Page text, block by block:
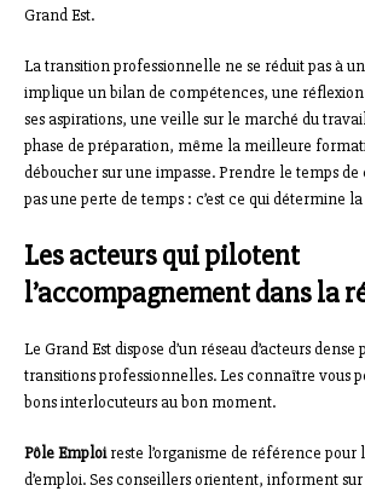
Grand Est.
La transition professionnelle ne se réduit pas à
implique un bilan de compétences, une réflexion
ses aspirations, une veille sur le marché du
phase de préparation, même la meilleure
déboucher sur une impasse. Prendre le temps de
pas une perte de temps : c’est ce qui détermine
Les acteurs qui pilotent
l’accompagnement dans la
Le Grand Est dispose d’un réseau d’acteurs
transitions professionnelles. Les connaître vous
bons interlocuteurs au bon moment.
Pôle Emploireste l’organisme de référence pour
d’emploi. Ses conseillers orientent, informent